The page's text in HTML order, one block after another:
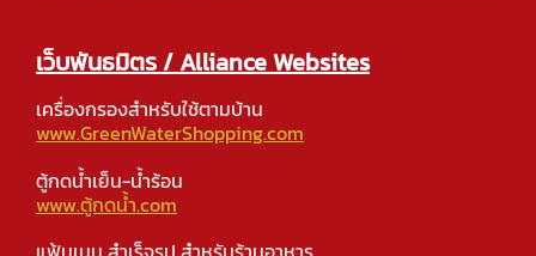
เว็บพันธมิตร / Alliance Websites
เครื่องกรองสำหรับใช้ตามบ้าน
www.GreenWaterShopping.com
ตู้กดน้ำเย็น-น้ำร้อน
www.ตู้กดน้ำ.com